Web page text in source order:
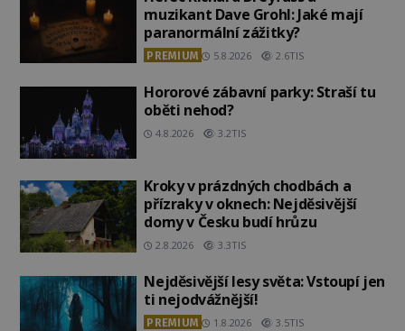
muzikant Dave Grohl: Jaké mají
paranormální zážitky?
PREMIUM 5.8.2026 2.6TIS
Hororové zábavní parky: Straší tu
oběti nehod?
4.8.2026 3.2TIS
Kroky v prázdných chodbách a
přízraky v oknech: Nejděsivější
domy v Česku budí hrůzu
2.8.2026 3.3TIS
Nejděsivější lesy světa: Vstoupí jen
ti nejodvážnější!
PREMIUM 1.8.2026 3.5TIS